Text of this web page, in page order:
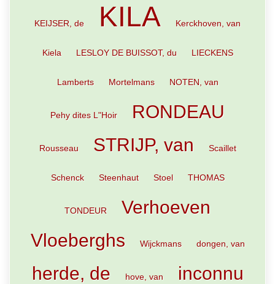
KEIJSER, de KILA Kerckhoven, van
Kiela LESLOY DE BUISSOT, du LIECKENS
Lamberts Mortelmans NOTEN, van
Pehy dites L"Hoir RONDEAU
Rousseau STRIJP, van Scaillet
Schenck Steenhaut Stoel THOMAS
TONDEUR
Verhoeven
Vloeberghs
Wijckmans dongen, van
herde, de hove, van inconnu